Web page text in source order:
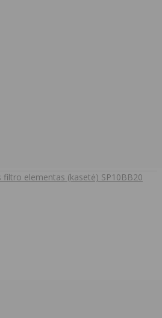
elementas (kasetė) SP10BB20